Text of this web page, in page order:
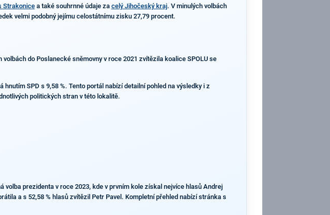
Strakonicea také souhrnné údaje za celý Jihočeský kraj. V minulých volbách
velmi podobný jejímu celostátnímu zisku 27,79 procent.
do Poslanecké sněmovny v roce 2021 zvítězila koalice SPOLU se
SPD s 9,58 %. Tento portál nabízí detailní pohled na výsledky i z
politických stran v této lokalitě.
prezidenta v roce 2023, kde v prvním kole získal nejvíce hlasů Andrej
a s 52,58 % hlasů zvítězil Petr Pavel. Kompletní přehled nabízí stránka s